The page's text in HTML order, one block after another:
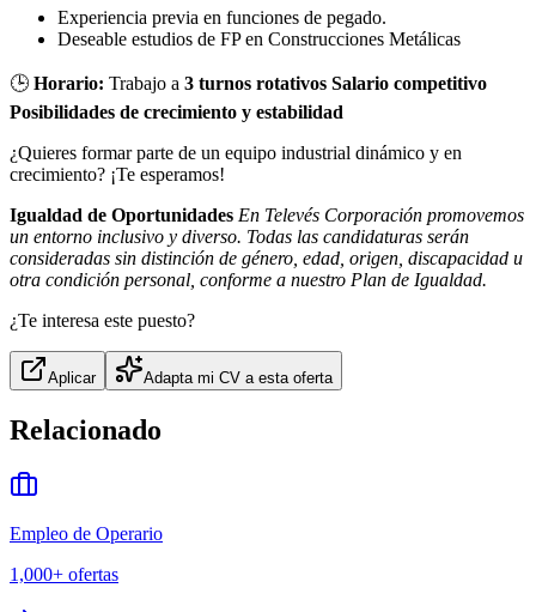
Experiencia previa en funciones de pegado.
Deseable estudios de FP en Construcciones Metálicas
🕒 Horario: Trabajo a 3 turnos rotativos Salario competitivo
Posibilidades de crecimiento y estabilidad
¿Quieres formar parte de un equipo industrial dinámico y en
crecimiento? ¡Te esperamos!
Igualdad de Oportunidades En Televés Corporación promovemos
un entorno inclusivo y diverso. Todas las candidaturas serán
consideradas sin distinción de género, edad, origen, discapacidad u
otra condición personal, conforme a nuestro Plan de Igualdad.
¿Te interesa este puesto?
Aplicar Adapta mi CV a esta oferta
Relacionado
Empleo de Operario
1,000+ ofertas